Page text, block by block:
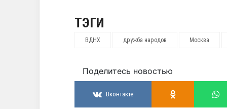
ТЭГИ
ВДНХ дружба народов Москва
Поделитесь новостью
Вконтакте